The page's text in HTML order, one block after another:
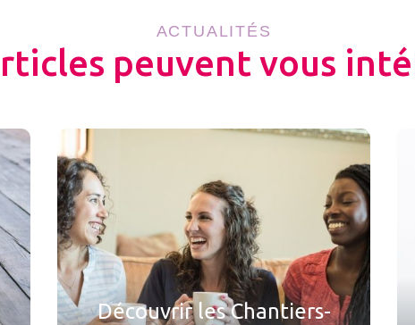
ACTUALITÉS
peuvent vous
Découvrir les Chantiers-